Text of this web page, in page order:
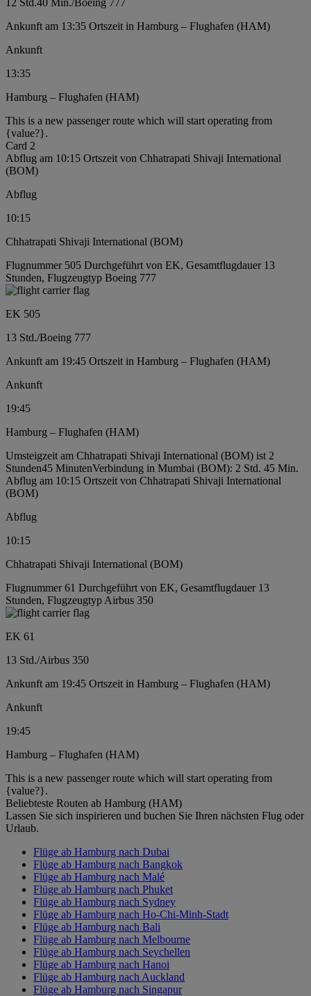
Ankunft am 13:35 Ortszeit in Hamburg – Flughafen (HAM)
Ankunft
13:35
Hamburg – Flughafen (HAM)
This is a new passenger route which will start operating from
{value?}.
Card 2
Abflug am 10:15 Ortszeit von Chhatrapati Shivaji International
(BOM)
Abflug
10:15
Chhatrapati Shivaji International (BOM)
Flugnummer 505 Durchgeführt von EK, Gesamtflugdauer 13
Stunden, Flugzeugtyp Boeing 777
EK 505
13 Std./Boeing 777
Ankunft am 19:45 Ortszeit in Hamburg – Flughafen (HAM)
Ankunft
19:45
Hamburg – Flughafen (HAM)
Umsteigzeit am Chhatrapati Shivaji International (BOM) ist 2
Stunden45 MinutenVerbindung in Mumbai (BOM): 2 Std. 45 Min.
Abflug am 10:15 Ortszeit von Chhatrapati Shivaji International
(BOM)
Abflug
10:15
Chhatrapati Shivaji International (BOM)
Flugnummer 61 Durchgeführt von EK, Gesamtflugdauer 13
Stunden, Flugzeugtyp Airbus 350
EK 61
13 Std./Airbus 350
Ankunft am 19:45 Ortszeit in Hamburg – Flughafen (HAM)
Ankunft
19:45
Hamburg – Flughafen (HAM)
This is a new passenger route which will start operating from
{value?}.
Beliebteste Routen ab Hamburg (HAM)
Lassen Sie sich inspirieren und buchen Sie Ihren nächsten Flug oder
Urlaub.
Flüge ab Hamburg nach Dubai
Flüge ab Hamburg nach Bangkok
Flüge ab Hamburg nach Malé
Flüge ab Hamburg nach Phuket
Flüge ab Hamburg nach Sydney
Flüge ab Hamburg nach Ho-Chi-Minh-Stadt
Flüge ab Hamburg nach Bali
Flüge ab Hamburg nach Melbourne
Flüge ab Hamburg nach Seychellen
Flüge ab Hamburg nach Hanoi
Flüge ab Hamburg nach Auckland
Flüge ab Hamburg nach Singapur